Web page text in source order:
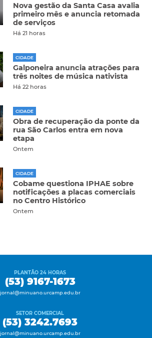
Nova gestão da Santa Casa avalia
primeiro mês e anuncia retomada
de serviços
Há 21 horas
CIDADE
Galponeira anuncia atrações para
três noites de música nativista
Há 22 horas
CIDADE
Obra de recuperação da ponte da
rua São Carlos entra em nova
etapa
Ontem
CIDADE
Cobame questiona IPHAE sobre
notificações a placas comerciais
no Centro Histórico
Ontem
PLANTÃO 24 HORAS
(53) 9167-1673
jornal@minuano.urcamp.edu.br
SETOR COMERCIAL
(53) 3242.7693
jornal@minuano.urcamp.edu.br